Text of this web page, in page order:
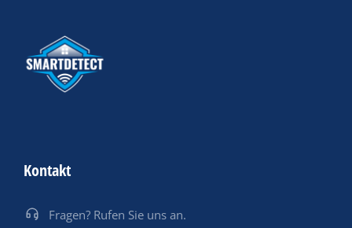
Kontakt
Fragen? Rufen Sie uns an.